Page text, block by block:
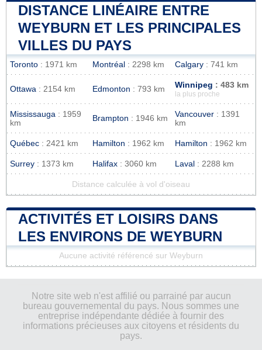
DISTANCE LINÉAIRE ENTRE
WEYBURN ET LES PRINCIPALES
VILLES DU PAYS
Toronto : 1971 km Montréal : 2298 km Calgary : 741 km
Ottawa : 2154 km Edmonton : 793 km Winnipeg : 483 km
la plus proche
Mississauga : 1959
km
Brampton : 1946 km Vancouver : 1391
km
Québec : 2421 km Hamilton : 1962 km Hamilton : 1962 km
Surrey : 1373 km Halifax : 3060 km Laval : 2288 km
Distance calculée à vol d'oiseau
ACTIVITÉS ET LOISIRS DANS
LES ENVIRONS DE WEYBURN
Aucune activité référencé sur Weyburn
Notre site web n'est affilié ou parrainé par aucun
bureau gouvernemental du pays. Nous sommes une
entreprise indépendante dédiée à fournir des
informations précieuses aux citoyens et résidents du
pays.